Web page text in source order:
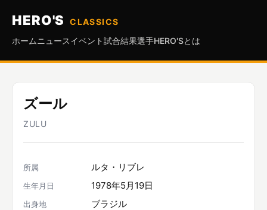
HERO'S
CLASSICS
ホーム ニュースイベント試合結果選手HERO'Sとは
ズール
ZULU
所属 ルタ・リブレ
生年月日 1978年5月19日
出身地 ブラジル